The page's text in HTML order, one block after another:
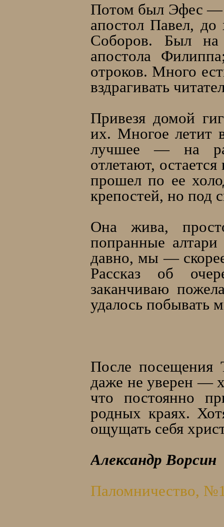
Потом был Эфес —
апостол Павел,
Соборов. Был
апостола
отроков. Много
вздрагивать
Привезя домой
их. Многое летит
лучшее — на
отлетают,
прошел по ее
крепостей, но под
Она жива,
попранные
давно, мы —
Рассказ об
заканчиваю
удалось побывать
После
даже не уверен —
что постоянно
родных краях.
ощущать себя
Александр Ворсин
Паломничество,